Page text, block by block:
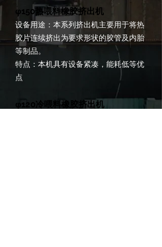
φ150热喂料橡胶挤出机
设备用途：本系列挤出机主要用于将热
胶片连续挤出为要求形状的胶管及内胎
等制品。
特点：本机具有设备紧凑，能耗低等优
点
φ120冷喂料橡胶挤出机